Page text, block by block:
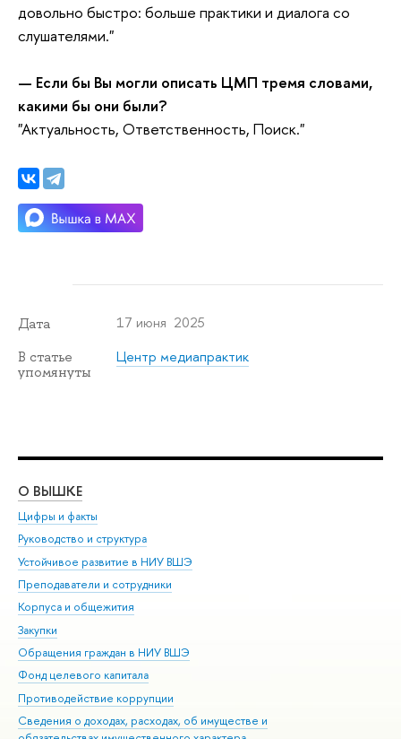
довольно быстро: больше практики и диалога со
слушателями."
— Если бы Вы могли описать ЦМП тремя словами,
какими бы они были?
"Актуальность, Ответственность, Поиск."
Дата 17 июня 2025
В статье
упомянуты
Центр медиапрактик
О ВЫШКЕ
Цифры и факты
Руководство и структура
Устойчивое развитие в НИУ ВШЭ
Преподаватели и сотрудники
Корпуса и общежития
Закупки
Обращения граждан в НИУ ВШЭ
Фонд целевого капитала
Противодействие коррупции
Сведения о доходах, расходах, об имуществе и